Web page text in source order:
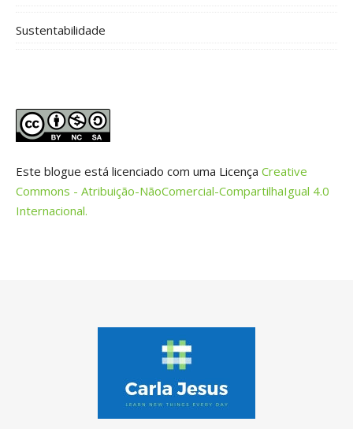
Sustentabilidade
Este blogue está licenciado com uma Licença Creative
Commons - Atribuição-NãoComercial-CompartilhaIgual 4.0
Internacional.